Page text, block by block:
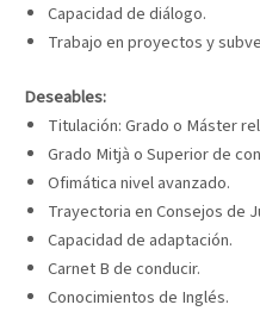
Capacidad de diálogo.
Trabajo en proyectos y
Deseables:
Titulación: Grado o Máster
Grado Mitjà o Superior de
Ofimática nivel avanzado.
Trayectoria en Consejos de
Capacidad de adaptación.
Carnet B de conducir.
Conocimientos de Inglés.